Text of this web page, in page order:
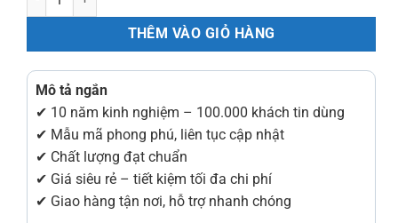
THÊM VÀO GIỎ HÀNG
Mô tả ngắn
✔ 10 năm kinh nghiệm – 100.000 khách tin dùng
✔ Mẫu mã phong phú, liên tục cập nhật
✔ Chất lượng đạt chuẩn
✔ Giá siêu rẻ – tiết kiệm tối đa chi phí
✔ Giao hàng tận nơi, hỗ trợ nhanh chóng